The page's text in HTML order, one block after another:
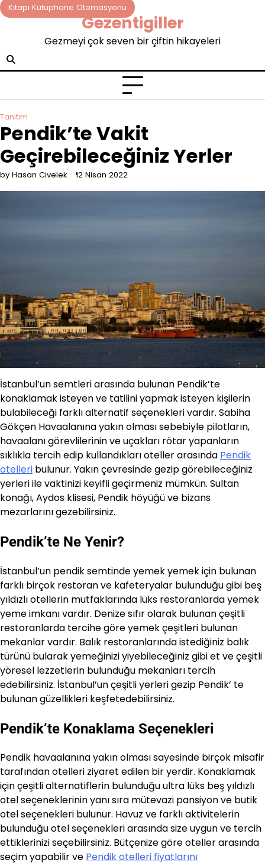
Skip
to
Kitapi Kütüphane Otomasyonu
Gezentigiller
Gezmeyi çok seven bir çiftin hikayeleri
Tanıtım
Pendik’te Vakit
Geçirebileceğiniz Yerler
by Hasan Civelek 12 Nisan 2022
İstanbul’un semtleri arasında bulunan Pendik’te
konaklamak isteyen ve tatilini yapmak isteyen kişilerin
bulabileceği farklı alternatif seçenekleri vardır. Sabiha
Gökçen Havaalanına yakın olması sebebiyle pilotların,
havaalanı görevlilerinin ve uçakları rötar yapanların
sıklıkla tercih edip kullandıkları oteller arasında Pendik
otelleri bulunur. Yakın çevresinde gezip görebileceğiniz
yerleri ile vaktinizi keyifli geçirmeniz mümkün. Sultan
konağı, Aydos klisesi, Pendik höyüğü ve bizans
mezarlarını gezebilirsiniz.
Pendik’te Ne Yenir?
İstanbul’un pendik semtinde yemek yemek için bulunan
farklı birçok restoran ve kafeteryalar bulunduğu gibi beş
yıldızlı otellerin mutfaklarında lüks restoranlarda yemek
yeme imkanı vardır. Denize sıfır olarak bulunan çeşitli
restoranlarda tercihe göre yemek çeşitleri bulunan
mekanlar vardır. Balık restoranlarında istediğiniz balık
türünü bularak yemeğinizi yiyebileceğiniz gibi et ve çeşitli
yöresel lezzetlerin bulunduğu mekanları tercih
edebilirsiniz. İstanbul’un çeşitli yerleri gezip Pendik’ te
bulunan güzellikleri keşfetedebilirsiniz.
Pendik’te Konaklama Seçenekleri
Pendik havaalanına yakın olması sayesinde birçok misafir
tarafından otelleri ziyaret edilen bir yerdir. Konaklamak
için çeşitli alternatiflerin bulunduğu ultra lüks beş yıldızlı
otel seçeneklerinin yanı sıra mütevazi pansiyon ve butik
otel seçenekleri bulunur. Havuz ve farklı aktivitelerin
bulunduğu otel seçenekleri arasında size uygun ve tercih
ettiklerinizi seçebilirsiniz. Bütçenize göre oteller arasında
seçim yapabilir ve Pendik otelleri fiyatlarını